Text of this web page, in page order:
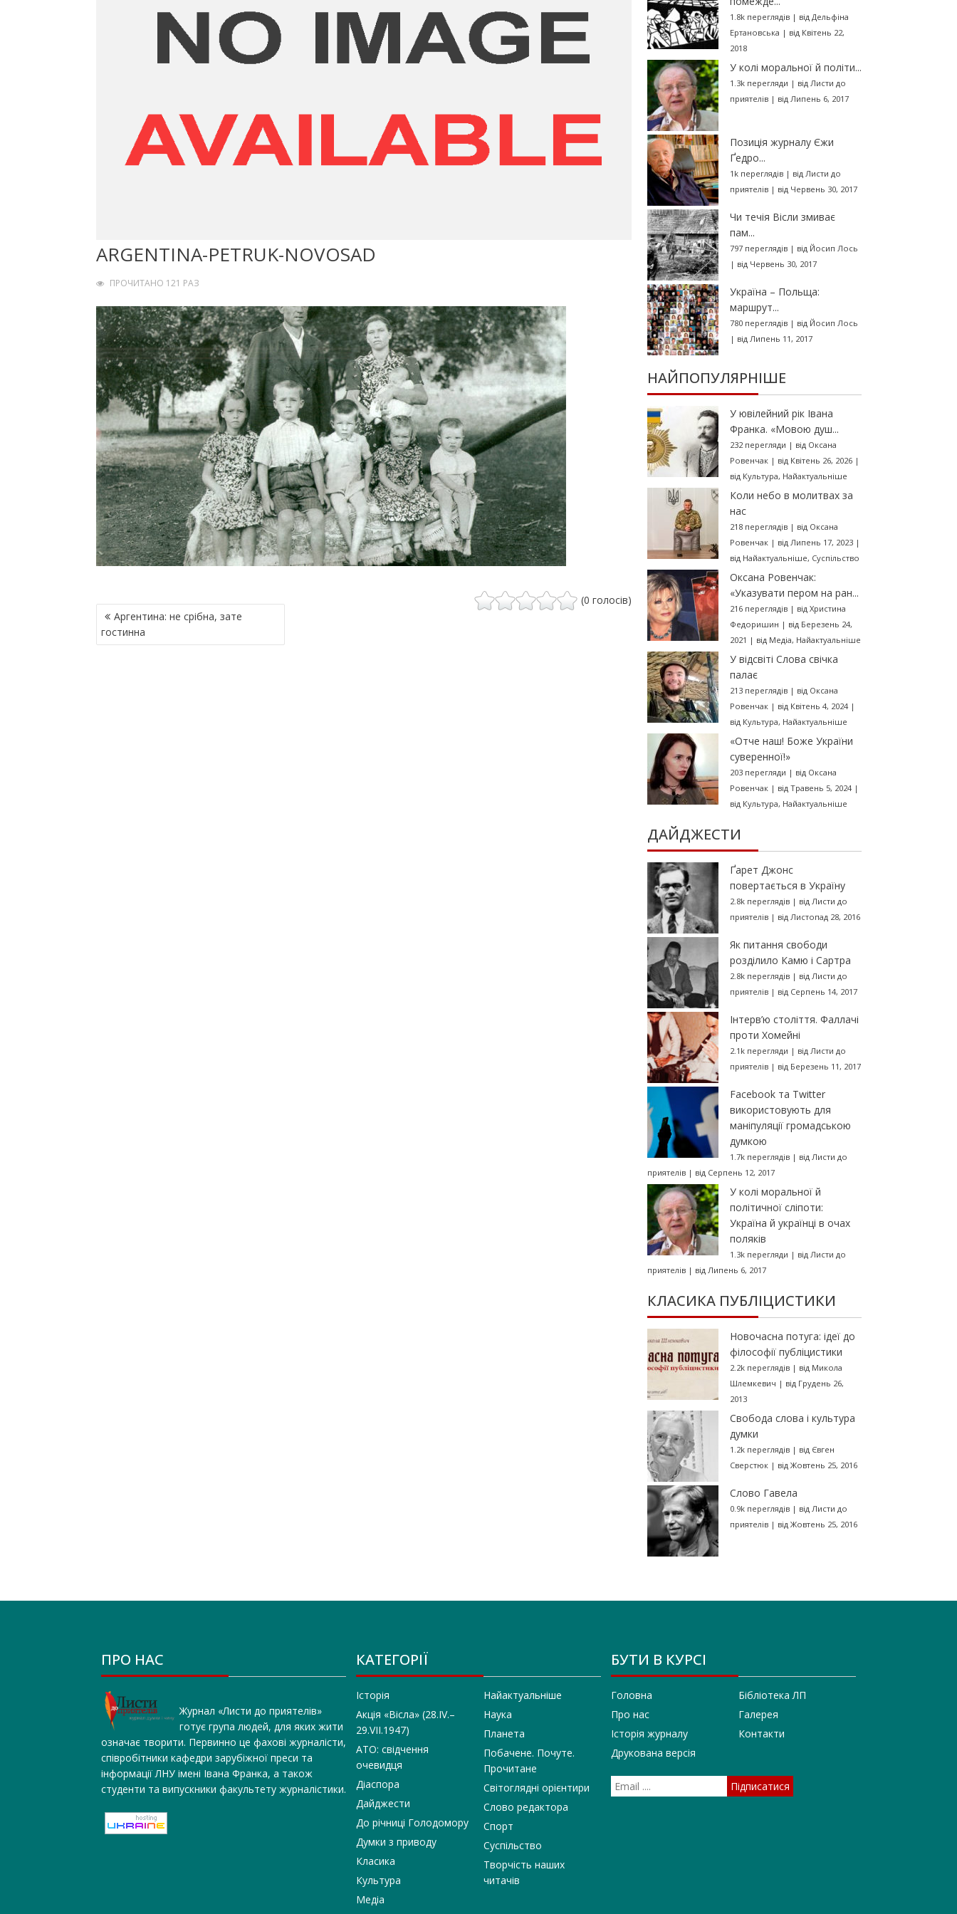
ARGENTINA-PETRUK-NOVOSAD
ПРОЧИТАНО 121 РАЗ
(0 голосів)
Н
А
В
Аргентина: не срібна, зате
гостинна
1.8k переглядів| від Дельфіна
Ертановська | від Квітень 22,
2018
У колі моральної й політи...
1.3k перегляди | від Листи до
приятелів| від Липень 6, 2017
Позиція журналу Єжи
Ґедро...
1k переглядів| від Листи до
приятелів| від Червень 30, 2017
Чи течія Вісли змиває
пам...
797 переглядів| від Йосип Лось
| від Червень 30, 2017
Україна – Польща:
маршрут...
780 переглядів| від Йосип Лось
| від Липень 11, 2017
НАЙПОПУЛЯРНІШЕ
У ювілейний рік Івана
Франка. «Мовою душ...
232 перегляди | від Оксана
Ровенчак| від Квітень 26, 2026|
від Культура, Найактуальніше
Коли небо в молитвах за
нас
218 переглядів| від Оксана
Ровенчак| від Липень 17, 2023|
від Найактуальніше, Суспільство
Оксана Ровенчак:
«Указувати пером на ран...
216 переглядів| від Христина
Федоришин | від Березень 24,
2021 | від Медіа, Найактуальніше
У відсвіті Слова свічка
палає
213 переглядів| від Оксана
Ровенчак| від Квітень 4, 2024|
від Культура, Найактуальніше
«Отче наш! Боже України
суверенної!»
203 перегляди | від Оксана
Ровенчак| від Травень 5, 2024|
від Культура, Найактуальніше
ДАЙДЖЕСТИ
Ґарет Джонс
повертається в Україну
2.8k переглядів| від Листи до
приятелів| від Листопад 28, 2016
Як питання свободи
розділило Камю і Сартра
2.8k переглядів| від Листи до
приятелів| від Серпень 14, 2017
Інтерв’ю століття. Фаллачі
проти Хомейні
2.1k перегляди | від Листи до
приятелів| від Березень 11, 2017
Facebook та Twitter
використовують для
маніпуляції громадською
думкою
1.7k переглядів| від Листи до
приятелів| від Серпень 12, 2017
У колі моральної й
політичної сліпоти:
Україна й українці в очах
поляків
1.3k перегляди | від Листи до
приятелів| від Липень 6, 2017
КЛАСИКА ПУБЛІЦИСТИКИ
Новочасна потуга: ідеї до
філософії публіцистики
2.2k переглядів| від Микола
Шлемкевич | від Грудень 26,
2013
Свобода слова і культура
думки
1.2k переглядів| від Євген
Сверстюк| від Жовтень 25, 2016
Слово Гавела
0.9k переглядів| від Листи до
приятелів| від Жовтень 25, 2016
ПРО НАС
Журнал «Листи до приятелів»
готує група людей, для яких жити
означає творити. Первинно це фахові журналісти,
співробітники кафедри зарубіжної преси та
інформації ЛНУ імені Івана Франка, а також
студенти та випускники факультету журналістики.
КАТЕГОРІЇ
Історія
Акція «Вісла» (28.IV.–
29.VII.1947)
АТО: свідчення
очевидця
Діаспора
Дайджести
До річниці Голодомору
Думки з приводу
Класика
Культура
Медіа
Найактуальніше
Наука
Планета
Побачене. Почуте.
Прочитане
Світоглядні орієнтири
Слово редактора
Спорт
Суспільство
Творчість наших
читачів
БУТИ В КУРСІ
Головна
Про нас
Історія журналу
Друкована версія
Бібліотека ЛП
Галерея
Контакти